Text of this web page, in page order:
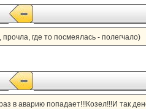
где то посмеялась - полегчало)
в аварию попадает!!!Козел!!!И так